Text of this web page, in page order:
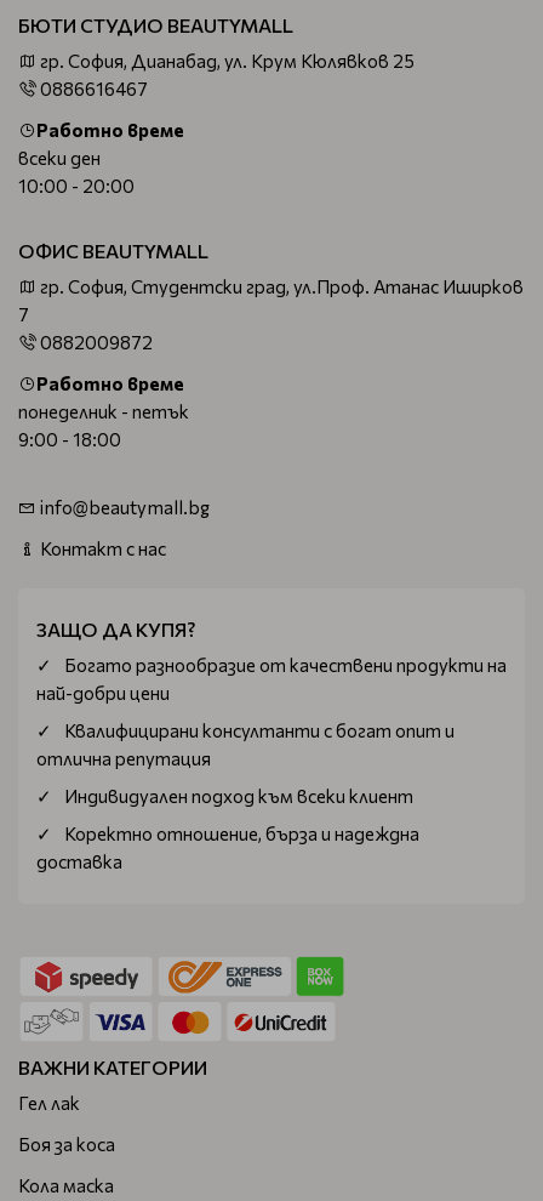
БЮТИ СТУДИО BEAUTYMALL
гр. София, Дианабад, ул. Крум Кюлявков 25
0886616467
Работно време
всеки ден
10:00 - 20:00
ОФИС BEAUTYMALL
гр. София, Студентски град, ул.Проф. Атанас Иширков
7
0882009872
Работно време
понеделник - петък
9:00 - 18:00
info@beautymall.bg
Контакт с нас
ЗАЩО ДА КУПЯ?
Богатo разнообразие от качествени продукти на
най-добри цени
Квалифицирани консултанти с богат опит и
отлична репутация
Индивидуален подход към всеки клиент
Коректно отношение, бърза и надеждна
доставка
ВАЖНИ КАТЕГОРИИ
Гел лак
Боя за коса
Кола маска